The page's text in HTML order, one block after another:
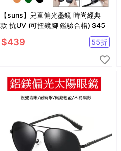
【suns】兒童偏光墨鏡 時尚經典
款 抗UV (可扭鏡腳 鑑驗合格) S45
$439 55折